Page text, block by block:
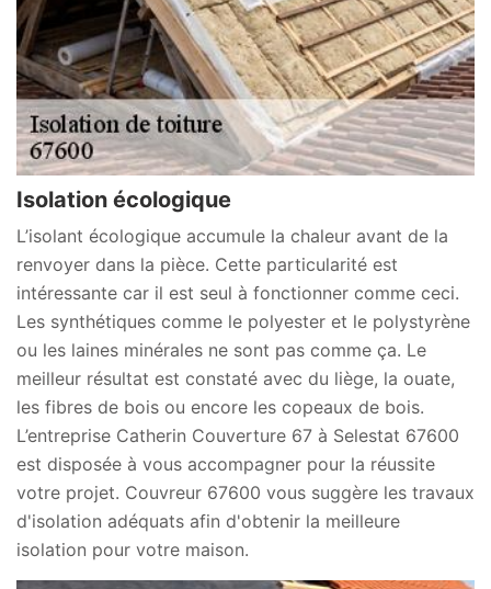
Isolation écologique
L’isolant écologique accumule la chaleur avant de la
renvoyer dans la pièce. Cette particularité est
intéressante car il est seul à fonctionner comme ceci.
Les synthétiques comme le polyester et le polystyrène
ou les laines minérales ne sont pas comme ça. Le
meilleur résultat est constaté avec du liège, la ouate,
les fibres de bois ou encore les copeaux de bois.
L’entreprise Catherin Couverture 67 à Selestat 67600
est disposée à vous accompagner pour la réussite
votre projet. Couvreur 67600 vous suggère les travaux
d'isolation adéquats afin d'obtenir la meilleure
isolation pour votre maison.